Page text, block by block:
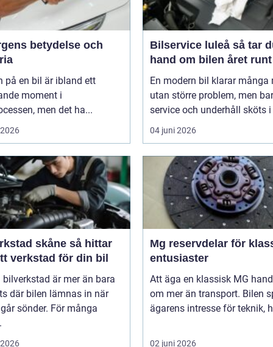
betydelse och
på en bil är ibland ett
moment i
men det ha...
Bilservice luleå så tar du
hand om bilen året runt
En modern bil klarar många
utan större problem, men
service och underhåll sköts i
04 juni 2026
skåne så hittar
verkstad för din bil
bilverkstad är mer än bara
där bilen lämnas in när
sönder. För många
Mg reservdelar för
entusiaster
Att äga en klassisk MG
om mer än transport. Bilen
ägarens intresse för teknik,
02 juni 2026